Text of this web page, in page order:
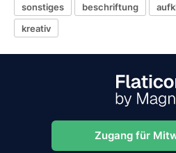
sonstiges beschriftung
kreativ
Zugang für